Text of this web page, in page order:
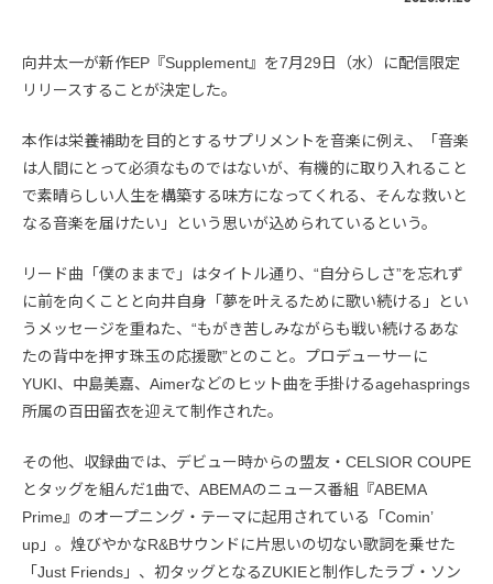
向井太一が新作EP『Supplement』を7月29日（水）に配信限定
リリースすることが決定した。
本作は栄養補助を目的とするサプリメントを音楽に例え、「音楽
は人間にとって必須なものではないが、有機的に取り入れること
で素晴らしい人生を構築する味方になってくれる、そんな救いと
なる音楽を届けたい」という思いが込められているという。
リード曲「僕のままで」はタイトル通り、“自分らしさ”を忘れず
に前を向くことと向井自身「夢を叶えるために歌い続ける」とい
うメッセージを重ねた、“もがき苦しみながらも戦い続けるあな
たの背中を押す珠玉の応援歌”とのこと。プロデューサーに
YUKI、中島美嘉、Aimerなどのヒット曲を手掛けるagehasprings
所属の百田留衣を迎えて制作された。
その他、収録曲では、デビュー時からの盟友・CELSIOR COUPE
とタッグを組んだ1曲で、ABEMAのニュース番組『ABEMA
Prime』のオープニング・テーマに起用されている「Comin’
up」。煌びやかなR&Bサウンドに片思いの切ない歌詞を乗せた
「Just Friends」、初タッグとなるZUKIEと制作したラブ・ソン